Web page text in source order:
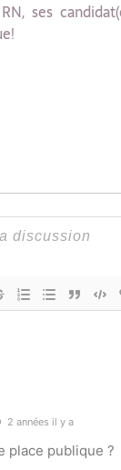
ses
2 années il y a
place publique ?